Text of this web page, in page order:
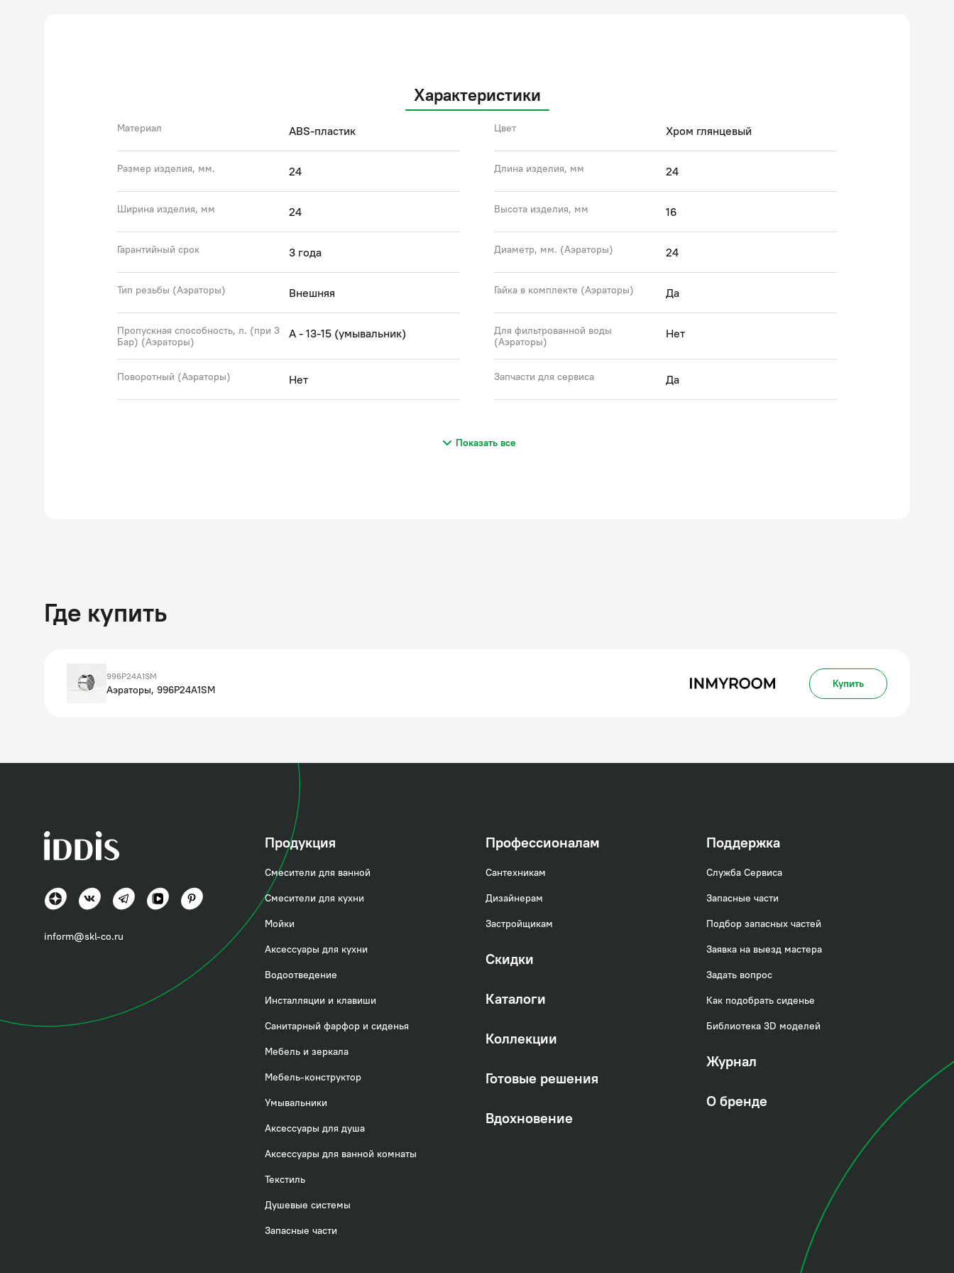
Характеристики
Материал ABS-пластик Цвет Хром глянцевый
Размер изделия, мм. 24 Длина изделия, мм 24
Ширина изделия, мм 24 Высота изделия, мм 16
Гарантийный срок 3 года Диаметр, мм. (Аэраторы) 24
Тип резьбы (Аэраторы) Внешняя Гайка в комплекте (Аэраторы) Да
Пропускная способность, л. (при 3
Бар) (Аэраторы)
A - 13-15 (умывальник)
Для фильтрованной воды
(Аэраторы)
Нет
Поворотный (Аэраторы) Нет Запчасти для сервиса Да
Показать все
Где купить
996P24A1SM
Аэраторы, 996P24A1SM Купить
inform@skl-co.ru
Продукция
Смесители для ванной
Смесители для кухни
Мойки
Аксессуары для кухни
Водоотведение
Инсталляции и клавиши
Санитарный фарфор и сиденья
Мебель и зеркала
Мебель-конструктор
Умывальники
Аксессуары для душа
Аксессуары для ванной комнаты
Текстиль
Душевые системы
Запасные части
Профессионалам
Сантехникам
Дизайнерам
Застройщикам
Скидки
Каталоги
Коллекции
Готовые решения
Вдохновение
Поддержка
Служба Сервиса
Запасные части
Подбор запасных частей
Заявка на выезд мастера
Задать вопрос
Как подобрать сиденье
Библиотека 3D моделей
Журнал
О бренде